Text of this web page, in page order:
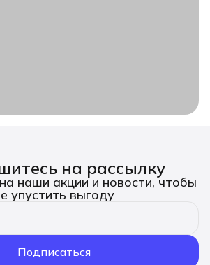
на рассылку
наши акции и новости, чтобы
упустить выгоду
Подписаться